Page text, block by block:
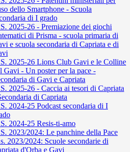
dello Smartphone - Scuola
di I grado
2025-26 - Premiazione dei giochi
di Prisma - scuola primaria di
e scuola secondaria di Capriata e di
2025-26 Lions Club Gavi e le Colline
Gavi - Un poster per la pace -
di Gavi e Capriata
2025-26 - Caccia ai tesori di Capriata
di Capriata
2024-25 Podcast secondaria di I
2024-25 Resis-ti-amo
2023/2024: Le panchine della Pace
2023/2024: Scuole secondarie di
d'Orba e Gavi